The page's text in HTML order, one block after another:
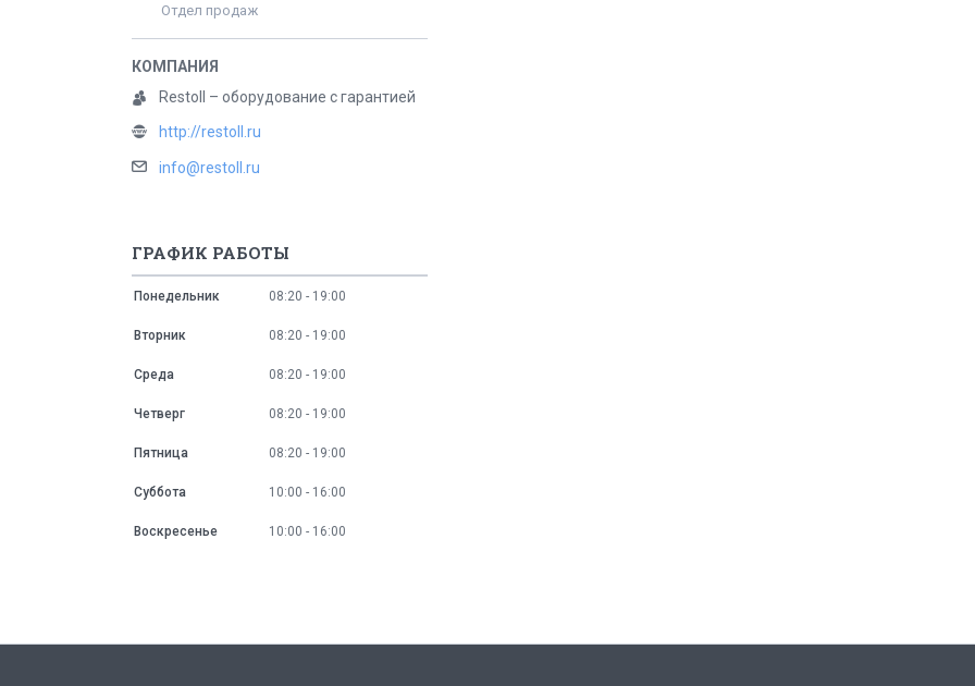
Отдел продаж
Restoll – оборудование с гарантией
http://restoll.ru
info@restoll.ru
ГРАФИК РАБОТЫ
Понедельник 08:20 19:00
Вторник 08:20 19:00
Среда 08:20 19:00
Четверг 08:20 19:00
Пятница 08:20 19:00
Суббота 10:00 16:00
Воскресенье 10:00 16:00